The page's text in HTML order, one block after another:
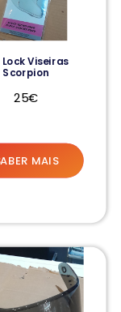
Lock Viseiras
Scorpion
25€
MAIS